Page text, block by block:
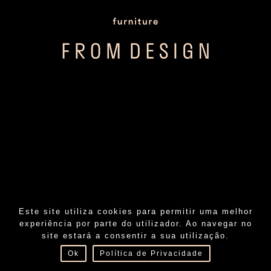
PT EN FR
Este site utiliza cookies para permitir uma melhor
experiência por parte do utilizador. Ao navegar no
site estará a consentir a sua utilização.
Ok Política de Privacidade